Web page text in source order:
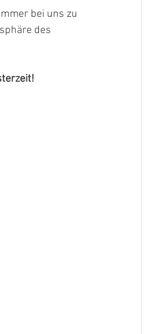
bei uns zu
des